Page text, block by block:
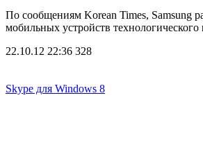
По сообщениям Korean Times, Samsung
мобильных устройств технологического
22.10.12 22:36 328
Skype для Windows 8